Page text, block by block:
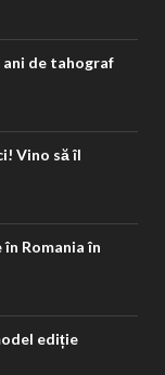
de tahograf
Vino să îl
Romania în
ediție